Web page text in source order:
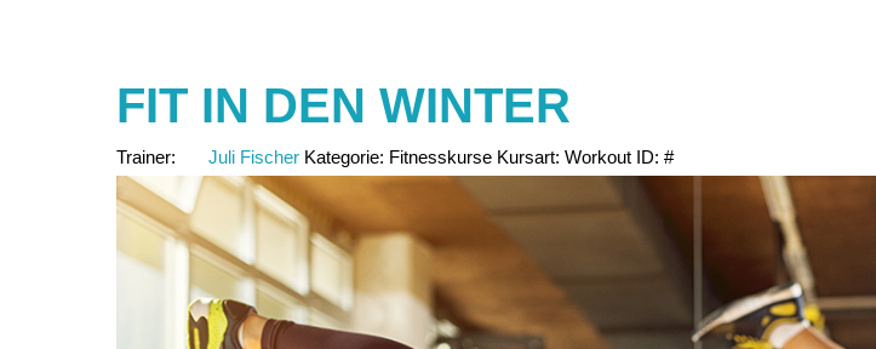
FIT IN DEN WINTER
Trainer: Juli Fischer Kategorie: Fitnesskurse Kursart: Workout ID: #